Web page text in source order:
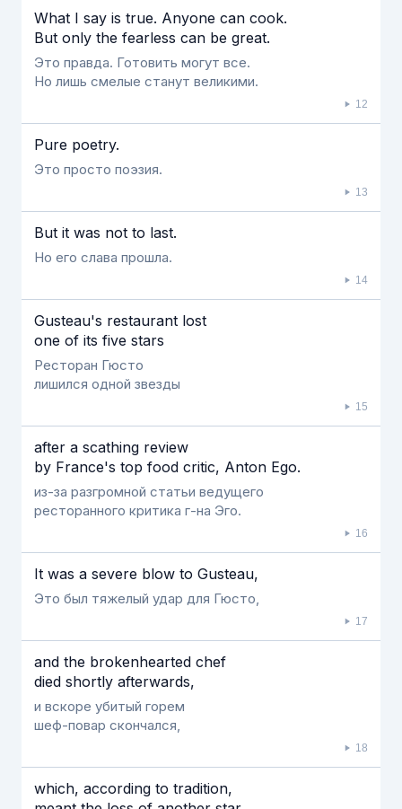
What I say is true. Anyone can cook.
But only the fearless can be great.
Это правда. Готовить могут все.
Но лишь смелые станут великими.
12
Pure poetry.
Это просто поэзия.
13
But it was not to last.
Но его слава прошла.
14
Gusteau's restaurant lost
one of its five stars
Ресторан Гюсто
лишился одной звезды
15
after a scathing review
by France's top food critic, Anton Ego.
из-за разгромной статьи ведущего
ресторанного критика г-на Эго.
16
It was a severe blow to Gusteau,
Это был тяжелый удар для Гюсто,
17
and the brokenhearted chef
died shortly afterwards,
и вскоре убитый горем
шеф-повар скончался,
18
which, according to tradition,